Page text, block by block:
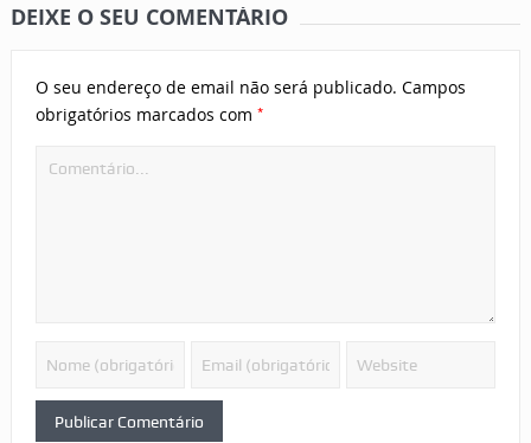
DEIXE O SEU COMENTÁRIO
O seu endereço de email não será publicado. Campos
obrigatórios marcados com *